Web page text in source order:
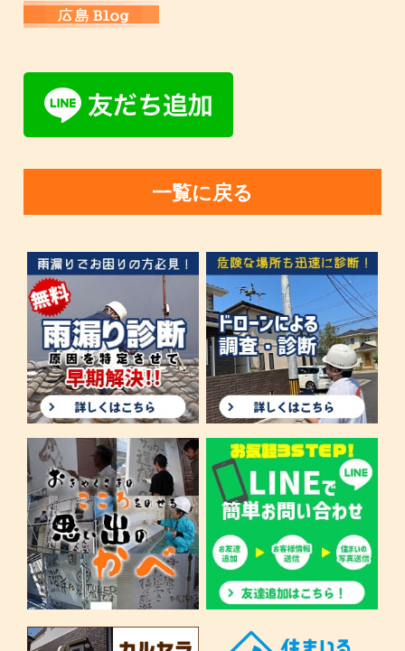
一覧に戻る